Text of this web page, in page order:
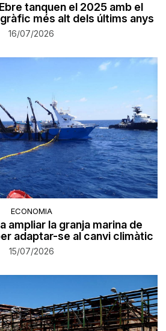
tanquen el 2025 amb el
més alt dels últims anys
16/07/2026
ECONOMIA
ampliar la granja marina de
adaptar-se al canvi climàtic
15/07/2026